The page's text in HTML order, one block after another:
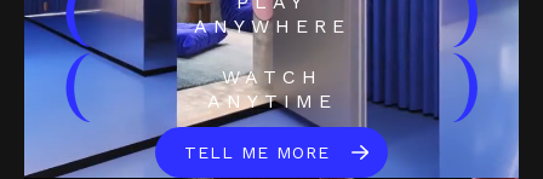
ANYWHERE
(
WATCH
ANYTIME
)
TELL ME MORE